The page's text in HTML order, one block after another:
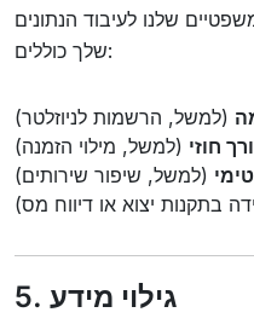
שלנו לעיבוד הנתונים
שלך כוללים:
(למשל, הרשמות לניוזלטר)
חוזי (למשל, מילוי הזמנה)
(למשל, שיפור שירותים)
בתקנות יצוא או דיווח מס)
5. גילוי מידע